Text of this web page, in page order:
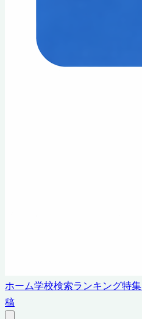
ホーム学校検索ランキング特集
稿